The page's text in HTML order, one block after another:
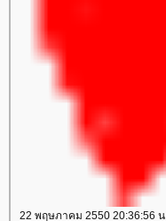
22 พฤษภาคม 2550 20:36:56 น.